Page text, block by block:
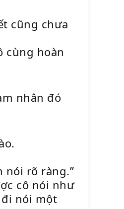
cũng chưa
cùng hoàn
nhân đó
nói rõ ràng.”
cô nói như
đi nói một